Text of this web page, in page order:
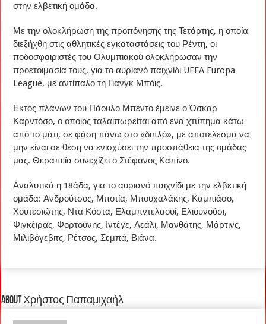
στην ελβετική ομάδα.
Με την ολοκλήρωση της προπόνησης της Τετάρτης, η οποία
διεξήχθη στις αθλητικές εγκαταστάσεις του Ρέντη, οι
ποδοσφαιριστές του Ολυμπιακού ολοκλήρωσαν την
προετοιμασία τους, για το αυριανό παιχνίδι UEFA Europa
League, με αντίπαλο τη Γιανγκ Μπόις.
Εκτός πλάνων του Πάουλο Μπέντο έμεινε ο Όσκαρ
Καρντόσο, ο οποίος ταλαιπωρείται από ένα χτύπημα κάτω
από το μάτι, σε φάση πάνω στο «διπλό», με αποτέλεσμα να
μην είναι σε θέση να ενισχύσει την προσπάθεια της ομάδας
μας. Θεραπεία συνεχίζει ο Στέφανος Καπίνο.
Αναλυτικά η 18άδα, για το αυριανό παιχνίδι με την ελβετική
ομάδα: Ανδρούτσος, Μποτία, Μπουχαλάκης, Καμπιάσο,
Χουτεσιώτης, Ντα Κόστα, Ελαμπντελαουί, Ελιουνούσι,
Φιγκέιρας, Φορτούνης, Ιντέγε, Λεάλι, Μανθάτης, Μάρτινς,
Μιλιβόγεβιτς, Ρέτσος, Σεμπά, Βιάνα.
About Χρήστος Παπαμιχαήλ